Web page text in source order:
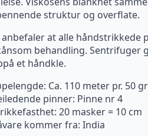
struktur og overflate.
anbefaler at alle håndstrikkede
behandling.
et håndkle.
Ca. 110 meter pr. 50
pinner: Pinne nr 4
20 masker = 10 cm
kommer fra: India